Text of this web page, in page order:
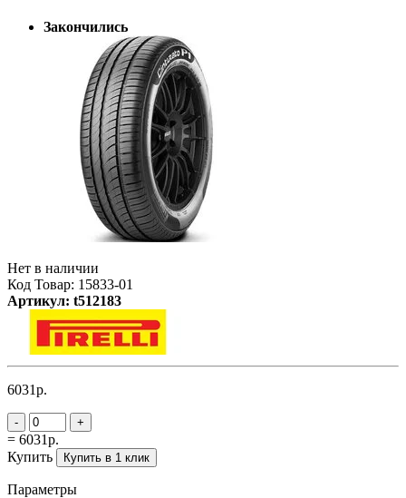
Закончились
Нет в наличии
Код Товар: 15833-01
Артикул: t512183
6031р.
- +
= 6031р.
Купить
Купить в 1 клик
Параметры